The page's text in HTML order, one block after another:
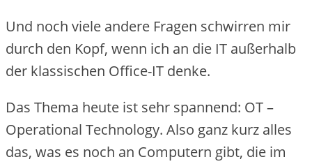
Und noch viele andere Fragen schwirren mir
durch den Kopf, wenn ich an die IT außerhalb
der klassischen Office-IT denke.
Das Thema heute ist sehr spannend: OT –
Operational Technology. Also ganz kurz alles
das, was es noch an Computern gibt, die im